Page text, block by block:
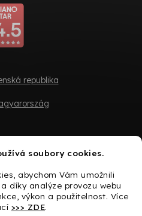
soubory cookies.
abychom Vám umožnili
díky analýze provozu webu
výkon a použitelnost. Více
>>> ZDE.
republika